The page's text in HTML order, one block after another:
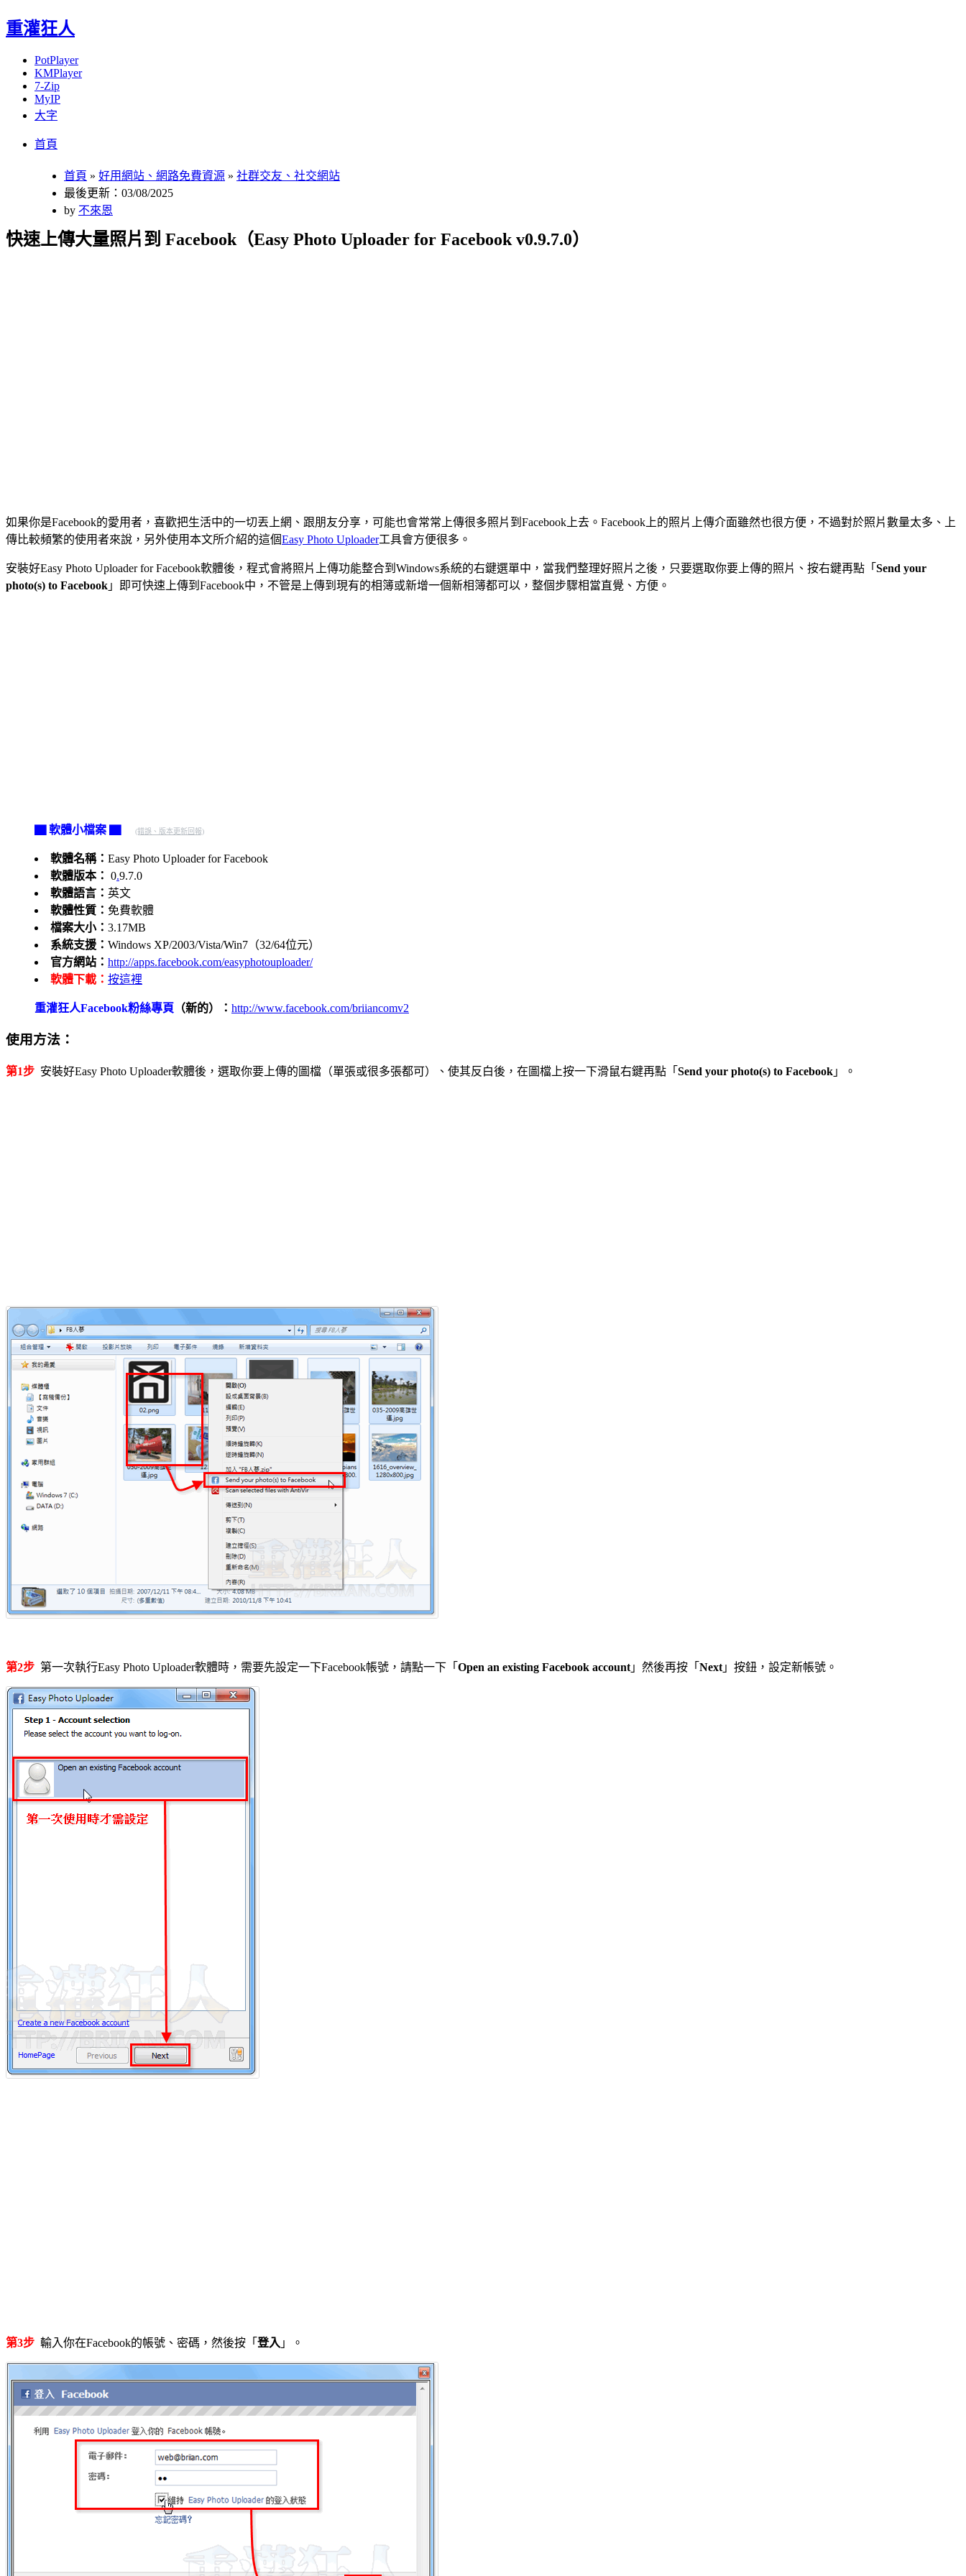
重灌狂人
PotPlayer
KMPlayer
7-Zip
MyIP
大字
首頁
首頁 » 好用網站、網路免費資源 » 社群交友、社交網站
最後更新：03/08/2025
by 不來恩
快速上傳大量照片到 Facebook（Easy Photo Uploader for Facebook v0.9.7.0）
如果你是Facebook的愛用者，喜歡把生活中的一切丟上網、跟朋友分享，可能也會常常上傳很多照片到Facebook上去。Facebook上的照片上傳介面雖然也很方便，不過對於照片數量太多、上
傳比較頻繁的使用者來說，另外使用本文所介紹的這個Easy Photo Uploader工具會方便很多。
安裝好Easy Photo Uploader for Facebook軟體後，程式會將照片上傳功能整合到Windows系統的右鍵選單中，當我們整理好照片之後，只要選取你要上傳的照片、按右鍵再點「 Send your
photo(s) to Facebook 」即可快速上傳到Facebook中，不管是上傳到現有的相簿或新增一個新相簿都可以，整個步驟相當直覺、方便。
▇ 軟體小檔案 ▇ (錯誤、版本更新回報)
軟體名稱： Easy Photo Uploader for Facebook
軟體版本： 0.9.7.0
軟體語言： 英文
軟體性質： 免費軟體
檔案大小： 3.17MB
系統支援： Windows XP/2003/Vista/Win7（32/64位元）
官方網站： http://apps.facebook.com/easyphotouploader/
軟體下載： 按這裡
重灌狂人Facebook粉絲專頁 （新的）： http://www.facebook.com/briiancomv2
使用方法：
第1步 安裝好Easy Photo Uploader軟體後，選取你要上傳的圖檔（單張或很多張都可）、使其反白後，在圖檔上按一下滑鼠右鍵再點「 Send your photo(s) to Facebook 」。
第2步 第一次執行Easy Photo Uploader軟體時，需要先設定一下Facebook帳號，請點一下「 Open an existing Facebook account 」然後再按「 Next 」按鈕，設定新帳號。
第3步 輸入你在Facebook的帳號、密碼，然後按「 登入 」。